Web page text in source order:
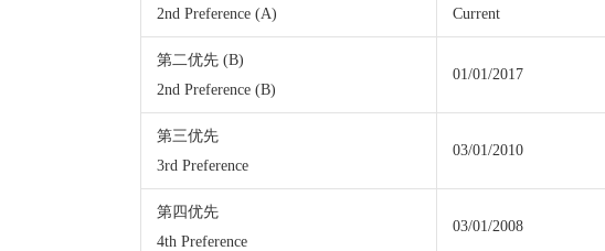
2nd Preference (A)
Current
第二优先 (B)
2nd Preference (B)
01/01/2017
第三优先
3rd Preference
03/01/2010
第四优先
4th Preference
03/01/2008